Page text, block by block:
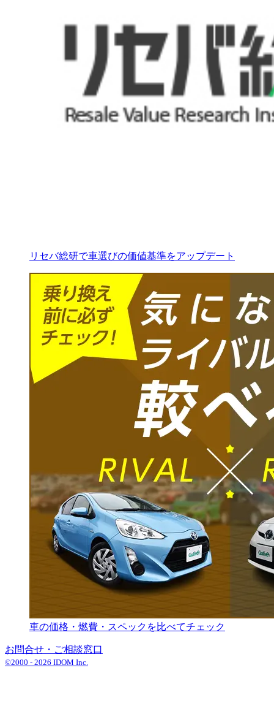
リセバ総研で車選びの価値基準をアップデート
車の価格・燃費・スペックを比べてチェック
お問合せ・ご相談窓口
©2000 - 2026 IDOM Inc.